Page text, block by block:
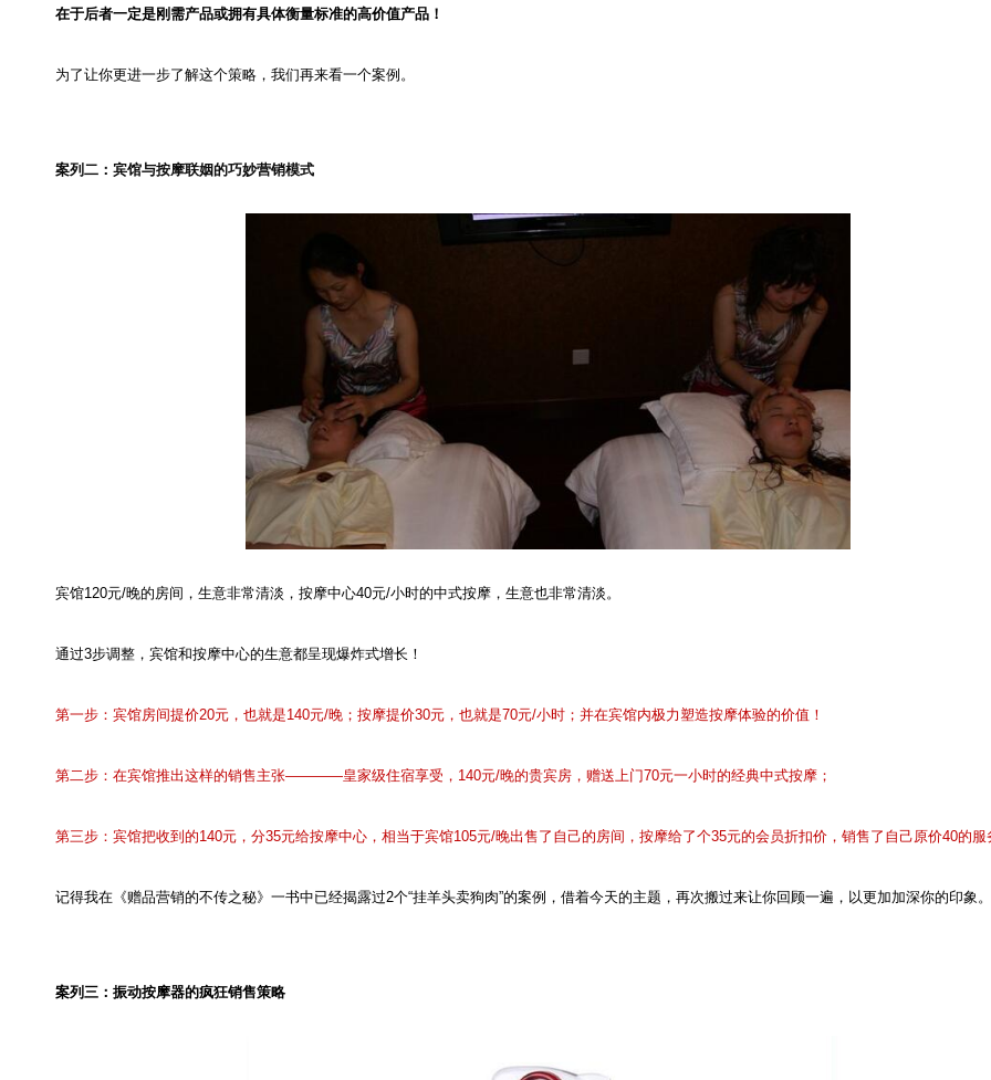
在于后者一定是刚需产品或拥有具体衡量标准的高价值产品！
为了让你更进一步了解这个策略，我们再来看一个案例。
案列二：宾馆与按摩联姻的巧妙营销模式
宾馆120元/晚的房间，生意非常清淡，按摩中心40元/小时的中式按摩，生意也非常清淡。
通过3步调整，宾馆和按摩中心的生意都呈现爆炸式增长！
第一步：宾馆房间提价20元，也就是140元/晚；按摩提价30元，也就是70元/小时；并在宾馆内极力塑造按摩体验的价值！
第二步：在宾馆推出这样的销售主张————皇家级住宿享受， 140元/晚的贵宾房，赠送上门70元一小时的经典中式按摩；
第三步：宾馆把收到的140元，分35元给按摩中心，相当于宾馆105元/晚出售了自己的房间，按摩给了个35元的会员折扣价，销售了自己原价40的服
记得我在《赠品营销的不传之秘》一书中已经揭露过2个“挂羊头卖狗肉”的案例，借着今天的主题，再次搬过来让你回顾一遍，以更加加深你的印象。
案列三：振动按摩器的疯狂销售策略